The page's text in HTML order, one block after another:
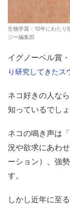
生物学賞：10年にわたり
ジー編集部
イグノーベル賞・
り研究してきたス
ネコ好きの人な
知っているでしょ
ネコの鳴き声は
況や欲求にあわ
ーション）、強
す。
しかし近年に至